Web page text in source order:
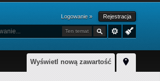
Logowanie » Rejestracja
Ten temat
Wyświetl nową zawartość